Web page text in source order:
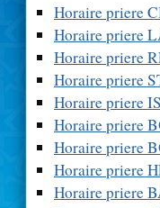
Horaire priere
Horaire priere
Horaire priere
Horaire priere
Horaire priere
Horaire priere
Horaire priere
Horaire priere
Horaire priere